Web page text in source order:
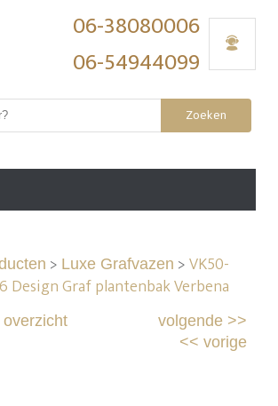
06-38080006
06-54944099
Zoeken
> Luxe Grafvazen >VK50-
Design Graf plantenbak Verbena
volgende>>
<< vorige